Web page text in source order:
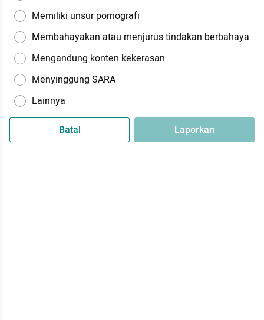
Memiliki unsur pornografi
Membahayakan atau menjurus tindakan berbahaya
Mengandung konten kekerasan
Menyinggung SARA
Lainnya
Batal Laporkan